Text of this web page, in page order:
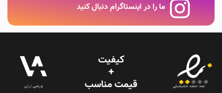
ما را در اینستاگرام دنبال کنید
نماد اعتماد الکترونیکی
کیفیت
+
قیمت‌ مناسب ورزشی ارزان